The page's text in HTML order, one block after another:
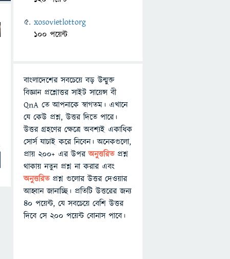
xosovietlottorg
100 পয়েন্ট
বাংলাদেশের সবচেয়ে বড় উন্মুক্ত
বিজ্ঞান প্রশ্নোত্তর সাইট সায়েন্স বী
QnA তে আপনাকে স্বাগতম। এখানে
যে কেউ প্রশ্ন, উত্তর দিতে পারে।
উত্তর গ্রহণের ক্ষেত্রে অবশ্যই একাধিক
সোর্স যাচাই করে নিবেন। অনেকগুলো,
প্রায় ২০০+ এর উপরঅনুত্তরিতপ্রশ্ন
থাকায় নতুন প্রশ্ন না করার এবং
অনুত্তরিত প্রশ্ন গুলোর উত্তর দেওয়ার
আহ্বান জানাচ্ছি। প্রতিটি উত্তরের জন্য
৪০ পয়েন্ট, যে সবচেয়ে বেশি উত্তর
দিবে সে ২০০ পয়েন্ট বোনাস পাবে।